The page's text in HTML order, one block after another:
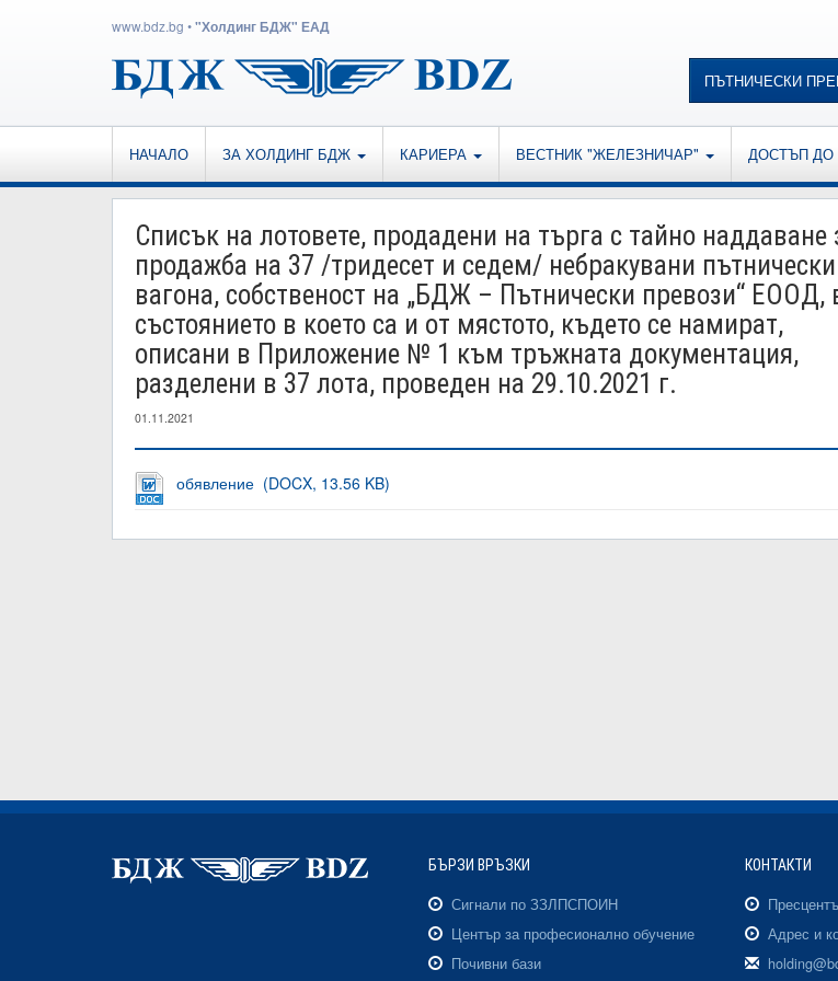
www.bdz.bg •"Холдинг БДЖ" ЕАД
ПЪТНИЧЕСКИ
НАЧАЛО ЗА ХОЛДИНГ БДЖ КАРИЕРА ВЕСТНИК "ЖЕЛЕЗНИЧАР" ДОСТЪП
Списък на лотовете, продадени на търга с тайно наддаване
продажба на 37 /тридесет и седем/ небракувани пътнически
вагона, собственост на „БДЖ – Пътнически превози“ ЕООД,
състоянието в което са и от мястото, където се намират,
описани в Приложение № 1 към тръжната документация,
разделени в 37 лота, проведен на 29.10.2021 г.
01.11.2021
обявление (DOCX, 13.56 KB)
БЪРЗИ ВРЪЗКИ
Сигнали по ЗЗЛПСПОИН
Център за професионално обучение
Почивни бази
КОНТАКТИ
Адрес и